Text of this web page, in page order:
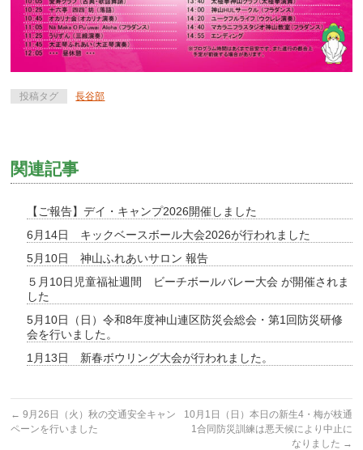
投稿タグ 長谷部
関連記事
【ご報告】デイ・キャンプ2026開催しました
6月14日 キックベースボール大会2026が行われました
5月10日 神山ふれあいサロン 報告
５月10日児童福祉週間 ビーチボールバレー大会 が開催されま
した
5月10日（日）令和8年度神山連区防災会総会・第1回防災研修
会を行いました。
1月13日 新春ボウリング大会が行われました。
← 9月26日（火）秋の交通安全キャン
ペーンを行いました
10月1日（日）本日の新生4・梅が枝通
1合同防災訓練は悪天候により中止に
なりました →